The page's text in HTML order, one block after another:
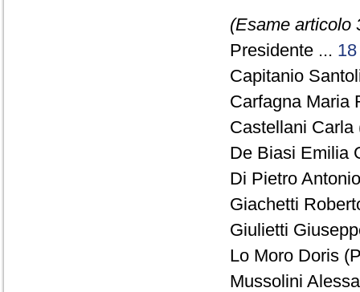
(Esame articolo
Presidente ... 18
Capitanio
Carfagna Maria
Castellani
De Biasi Emilia
Di Pietro
Giachetti
Giulietti
Lo Moro Doris
Mussolini